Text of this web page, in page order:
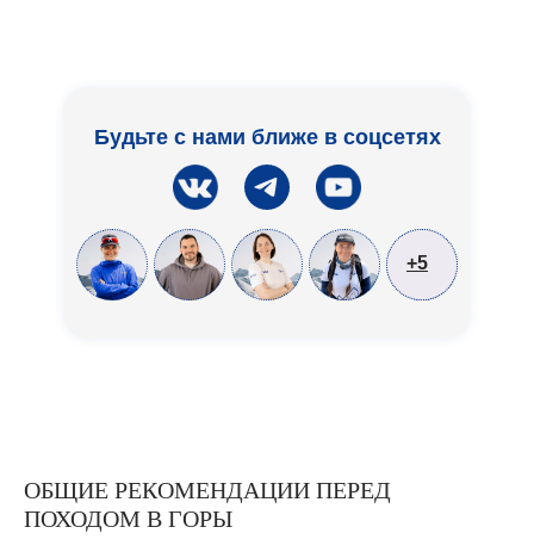
Будьте с нами ближе в соцсетях
+5
ОБЩИЕ РЕКОМЕНДАЦИИ ПЕРЕД
ПОХОДОМ В ГОРЫ